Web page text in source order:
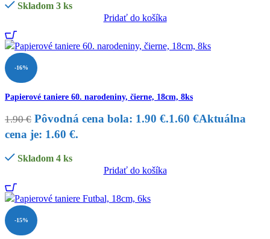
Skladom 3 ks
Pridať do košíka
-16%
Papierové taniere 60. narodeniny, čierne, 18cm, 8ks
1.90€ Pôvodná cena bola: 1.90 €.1.60 €Aktuálna
cena je: 1.60 €.
Skladom 4 ks
Pridať do košíka
-15%